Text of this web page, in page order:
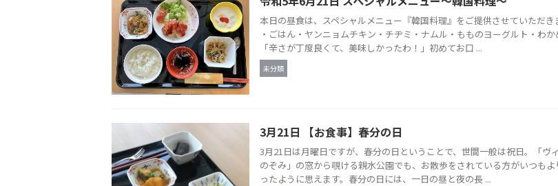
本日の昼食は、スペシャルメニュー『韓国料理』をご提供させていただき
・ごはん・ヤンニョムチキン・チヂミ・ナムル・もものヨーグルト・わか
「辛さが丁度良くて、美味しかったわ！」初めてお口 ...
未分類
3月21日 【お食事】春分の日
3月21日は月曜日ですが、春分の日ということで、世間一般は祝日。「ヴ
のぞみ」の窓から覗ける親水公園でも、お散歩をされている方がいつも
ったように思えます。春分の日には、一日の昼と夜の長 ...